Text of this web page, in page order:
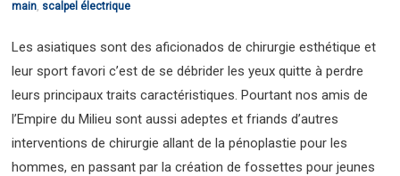
main, scalpel électrique
Les asiatiques sont des aficionados de chirurgie esthétique et
leur sport favori c’est de se débrider les yeux quitte à perdre
leurs principaux traits caractéristiques. Pourtant nos amis de
l’Empire du Milieu sont aussi adeptes et friands d’autres
interventions de chirurgie allant de la pénoplastie pour les
hommes, en passant par la création de fossettes pour jeunes